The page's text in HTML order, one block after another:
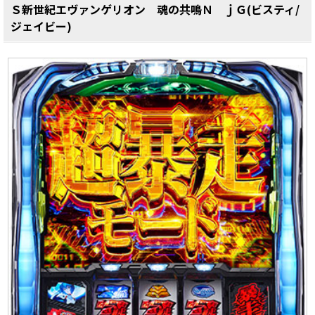
Ｓ新世紀エヴァンゲリオン 魂の共鳴Ｎ ｊＧ(ビスティ/
ジェイビー)